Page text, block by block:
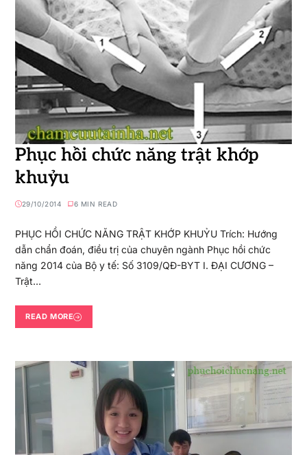
Phục hồi chức năng trật khớp
khuỷu
29/10/2014 6 MIN READ
PHỤC HỒI CHỨC NĂNG TRẬT KHỚP KHUỶU Trích: Hướng
dẫn chẩn đoán, điều trị của chuyên ngành Phục hồi chức
năng 2014 của Bộ y tế: Số 3109/QĐ-BYT I. ĐẠI CƯƠNG –
Trật…
READ MORE